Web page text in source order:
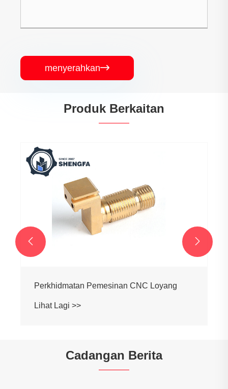
menyerahkan
Produk Berkaitan
Perkhidmatan Pemesinan CNC Aluminium
Lihat Lagi >>
 
Cadangan Berita